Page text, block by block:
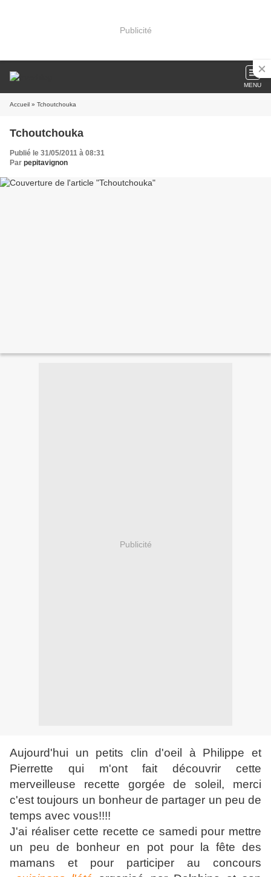
Publicité
MENU
Accueil » Tchoutchouka
Tchoutchouka
Publié le 31/05/2011 à 08:31
Par pepitavignon
Publicité
Aujourd'hui un petits clin d'oeil à Philippe et
Pierrette qui m'ont fait découvrir cette
merveilleuse recette gorgée de soleil, merci
c'est toujours un bonheur de partager un peu de
temps avec vous!!!!
J'ai réaliser cette recette ce samedi pour mettre
un peu de bonheur en pot pour la fête des
mamans et pour participer au concours